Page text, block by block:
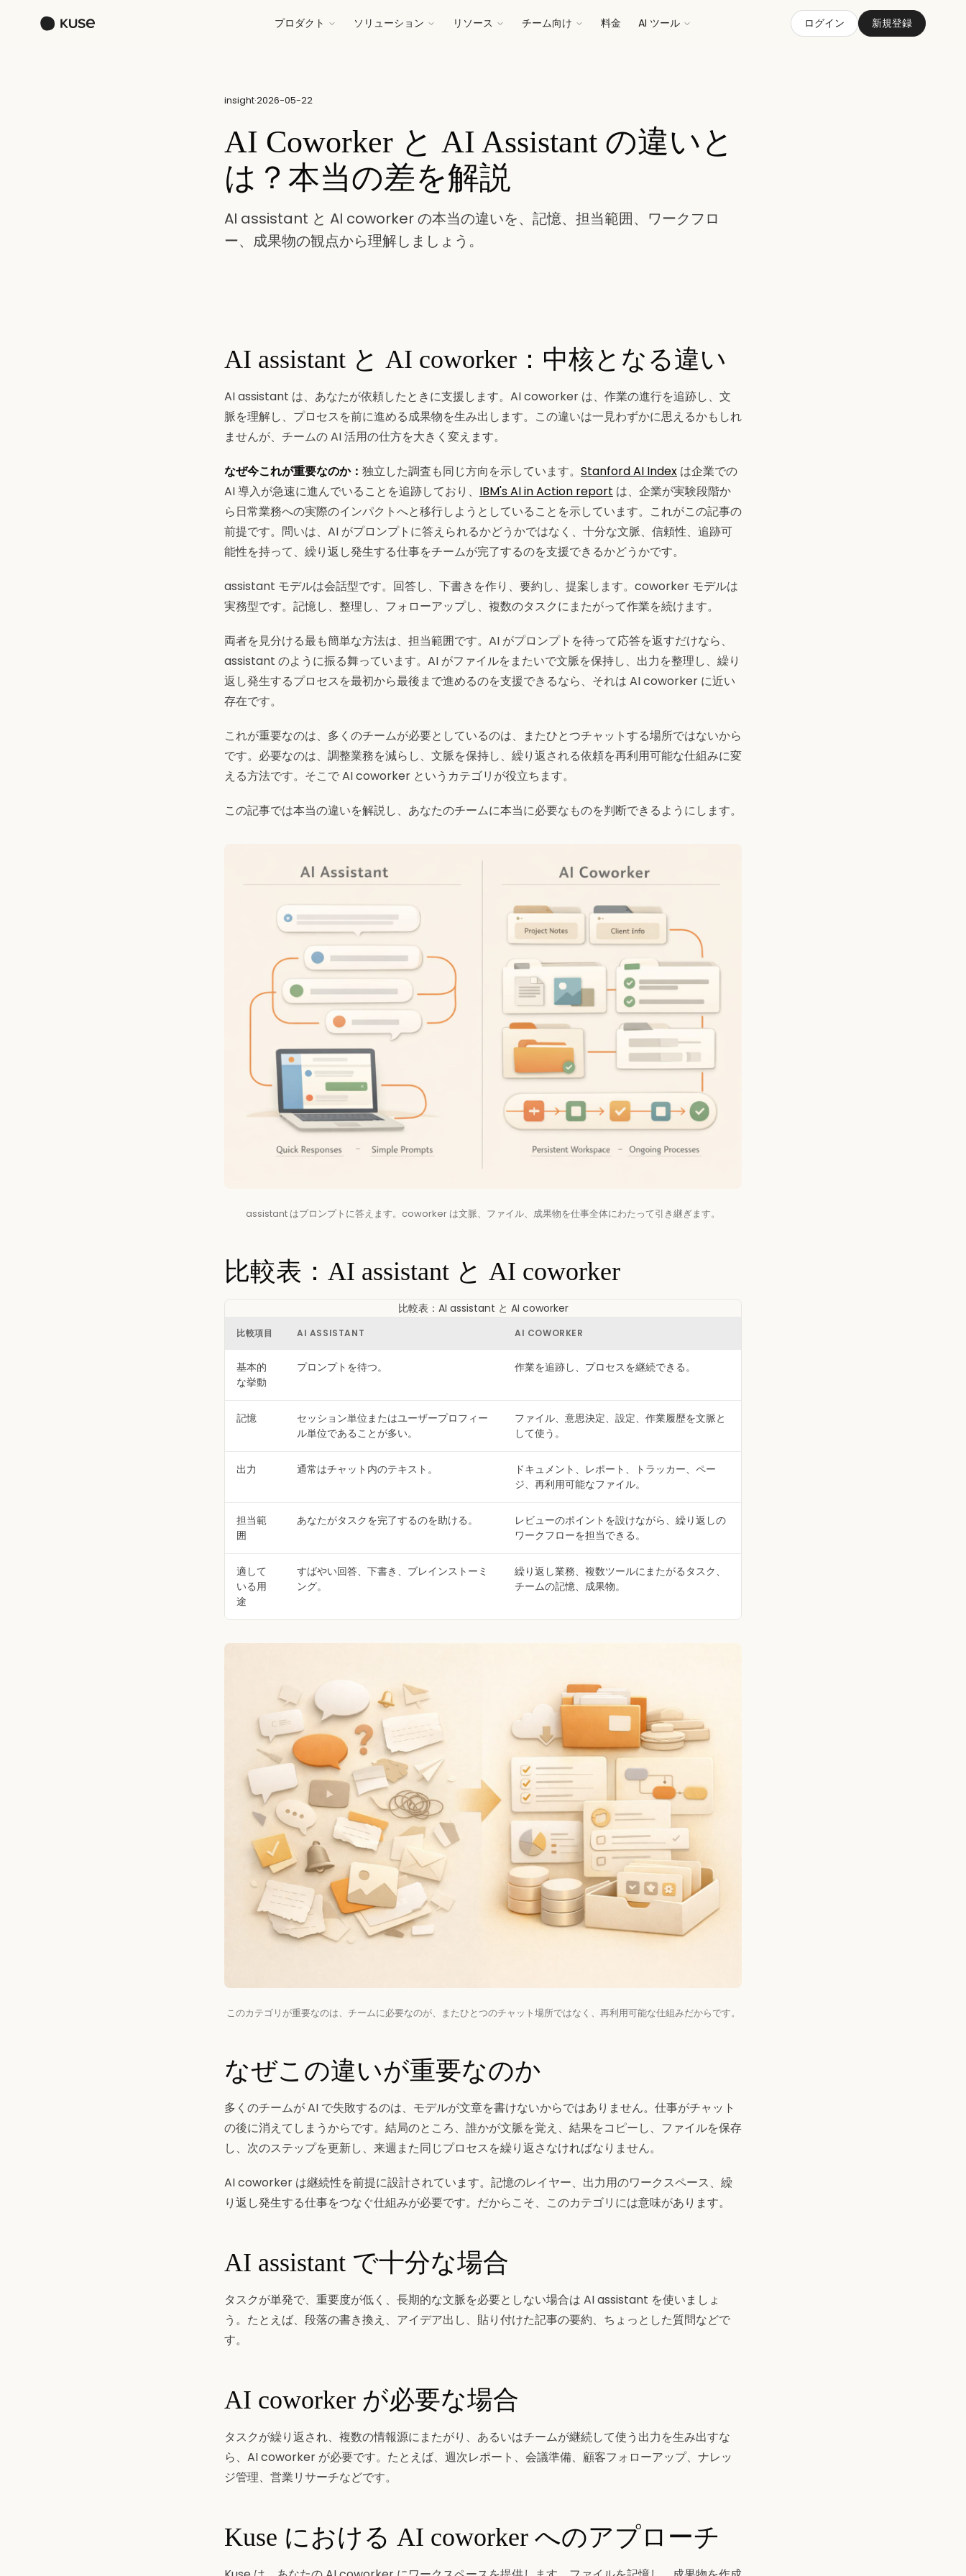
プロダクト ソリューション リソース チーム向け 料金 AI ツール ログイン 新規登録
insight·2026-05-22
AI Coworker と AI Assistant の違いと
は？本当の差を解説
AI assistant と AI coworker の本当の違いを、記憶、担当範囲、ワークフロ
ー、成果物の観点から理解しましょう。
AI assistant と AI coworker：中核となる違い
AI assistant は、あなたが依頼したときに支援します。AI coworker は、作業の進行を追跡し、文
脈を理解し、プロセスを前に進める成果物を生み出します。この違いは一見わずかに思えるかもしれ
ませんが、チームの AI 活用の仕方を大きく変えます。
なぜ今これが重要なのか： 独立した調査も同じ方向を示しています。 Stanford AI Index は企業での
AI 導入が急速に進んでいることを追跡しており、 IBM's AI in Action report は、企業が実験段階か
ら日常業務への実際のインパクトへと移行しようとしていることを示しています。これがこの記事の
前提です。問いは、AI がプロンプトに答えられるかどうかではなく、十分な文脈、信頼性、追跡可
能性を持って、繰り返し発生する仕事をチームが完了するのを支援できるかどうかです。
assistant モデルは会話型です。回答し、下書きを作り、要約し、提案します。coworker モデルは
実務型です。記憶し、整理し、フォローアップし、複数のタスクにまたがって作業を続けます。
両者を見分ける最も簡単な方法は、担当範囲です。AI がプロンプトを待って応答を返すだけなら、
assistant のように振る舞っています。AI がファイルをまたいで文脈を保持し、出力を整理し、繰り
返し発生するプロセスを最初から最後まで進めるのを支援できるなら、それは AI coworker に近い
存在です。
これが重要なのは、多くのチームが必要としているのは、またひとつチャットする場所ではないから
です。必要なのは、調整業務を減らし、文脈を保持し、繰り返される依頼を再利用可能な仕組みに変
える方法です。そこで AI coworker というカテゴリが役立ちます。
この記事では本当の違いを解説し、あなたのチームに本当に必要なものを判断できるようにします。
assistant はプロンプトに答えます。coworker は文脈、ファイル、成果物を仕事全体にわたって引き継ぎます。
比較表：AI assistant と AI coworker
比較表：AI assistant と AI coworker
比較項目 AI ASSISTANT AI COWORKER
基本的
な挙動
プロンプトを待つ。 作業を追跡し、プロセスを継続できる。
記憶
セッション単位またはユーザープロフィー
ル単位であることが多い。
ファイル、意思決定、設定、作業履歴を文脈と
して使う。
出力 通常はチャット内のテキスト。
ドキュメント、レポート、トラッカー、ペー
ジ、再利用可能なファイル。
担当範
囲
あなたがタスクを完了するのを助ける。
レビューのポイントを設けながら、繰り返しの
ワークフローを担当できる。
適して
いる用
途
すばやい回答、下書き、ブレインストーミ
ング。
繰り返し業務、複数ツールにまたがるタスク、
チームの記憶、成果物。
このカテゴリが重要なのは、チームに必要なのが、またひとつのチャット場所ではなく、再利用可能な仕組みだからです。
なぜこの違いが重要なのか
多くのチームが AI で失敗するのは、モデルが文章を書けないからではありません。仕事がチャット
の後に消えてしまうからです。結局のところ、誰かが文脈を覚え、結果をコピーし、ファイルを保存
し、次のステップを更新し、来週また同じプロセスを繰り返さなければなりません。
AI coworker は継続性を前提に設計されています。記憶のレイヤー、出力用のワークスペース、繰
り返し発生する仕事をつなぐ仕組みが必要です。だからこそ、このカテゴリには意味があります。
AI assistant で十分な場合
タスクが単発で、重要度が低く、長期的な文脈を必要としない場合は AI assistant を使いましょ
う。たとえば、段落の書き換え、アイデア出し、貼り付けた記事の要約、ちょっとした質問などで
す。
AI coworker が必要な場合
タスクが繰り返され、複数の情報源にまたがり、あるいはチームが継続して使う出力を生み出すな
ら、AI coworker が必要です。たとえば、週次レポート、会議準備、顧客フォローアップ、ナレッ
ジ管理、営業リサーチなどです。
Kuse における AI coworker へのアプローチ